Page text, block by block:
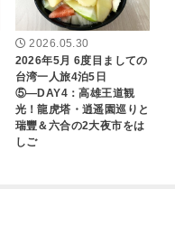
2026.05.30
2026年5月 6度目ましての
台湾一人旅4泊5日
⑤―DAY4：高雄王道観
光！龍虎塔・逍遥園巡りと
瑞豐＆六合の2大夜市をは
しご